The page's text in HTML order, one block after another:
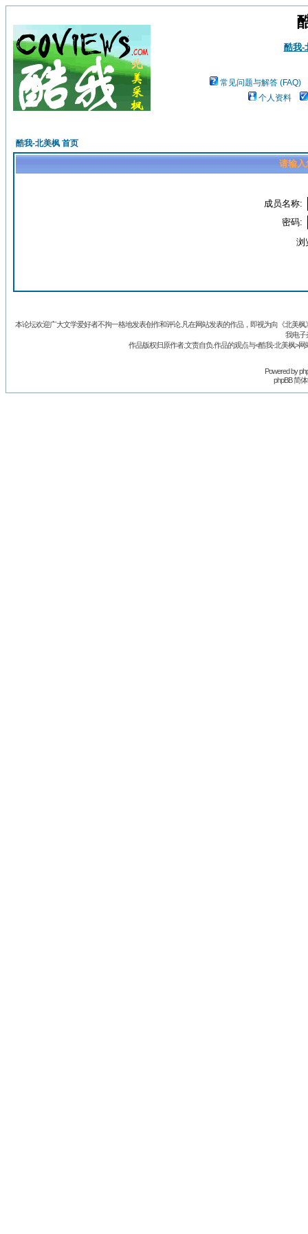
酷我-
常见问题与解答 (FAQ)
个人资料
酷我-北美枫 首页
请输入
成员名称:
密码:
浏
本论坛欢迎广大文学爱好者不拘一格地发表创作和评论.凡在网站发表的作品，即视为向《北美
我电子
作品版权归原作者.文责自负.作品的观点与<酷我-北美枫>
Powered by
phpBB 简